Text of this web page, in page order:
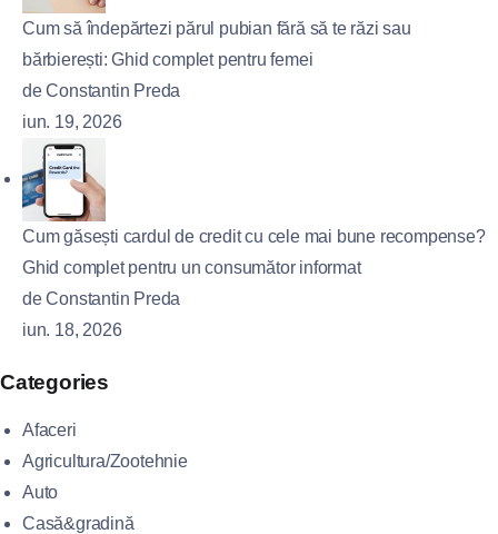
Cum să îndepărtezi părul pubian fără să te răzi sau
bărbierești: Ghid complet pentru femei
de Constantin Preda
iun. 19, 2026
Cum găsești cardul de credit cu cele mai bune recompense?
Ghid complet pentru un consumător informat
de Constantin Preda
iun. 18, 2026
Categories
Afaceri
Agricultura/Zootehnie
Auto
Casă&gradină